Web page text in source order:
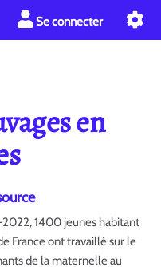
Se connecter
en
2022, 1400 jeunes habitant
France ont travaillé sur le
de la maternelle au